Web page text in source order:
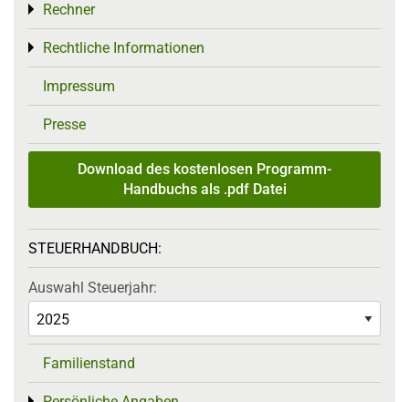
Rechner
Toggle menu
Rechtliche Informationen
Toggle menu
Impressum
Presse
Download des kostenlosen Programm-
Handbuchs als .pdf Datei
STEUERHANDBUCH:
Auswahl Steuerjahr:
Familienstand